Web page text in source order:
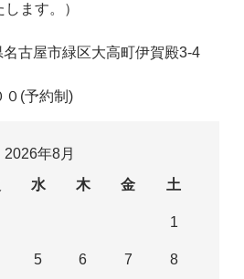
ます。）
古屋市緑区大高町伊賀殿3-4
０(予約制)
2026年8月
水 木 金 土
1
5 6 7 8